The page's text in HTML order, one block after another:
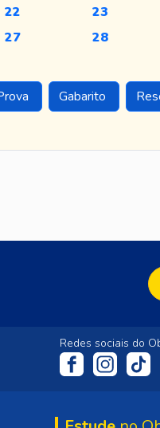
22 23
27 28
Gabarito
Redes sociais do